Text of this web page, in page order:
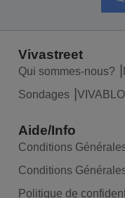
Vivastreet
Qui sommes-nous?
Sondages
Aide/Info
Conditions
Conditions
Politique de